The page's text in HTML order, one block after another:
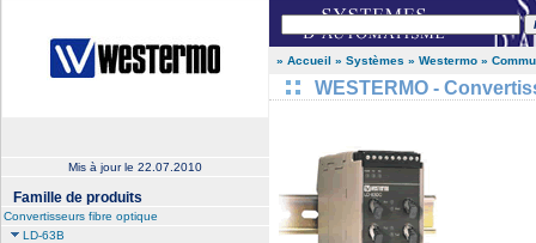
Mis à jour le 22.07.2010
Famille de produits
Convertisseurs fibre optique
LD-63B
» Accueil » Systèmes » Westermo »
WESTERMO -